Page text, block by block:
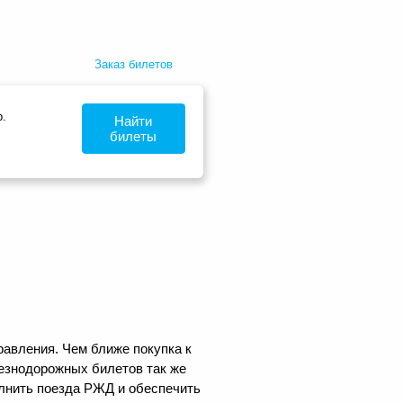
Заказ билетов
Найти
билеты
Чем ближе покупка к
билетов так же
поезда РЖД и обеспечить